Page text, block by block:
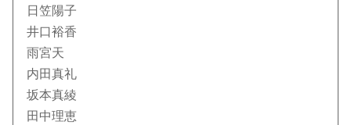
日笠陽子
井口裕香
雨宮天
内田真礼
坂本真綾
田中理恵